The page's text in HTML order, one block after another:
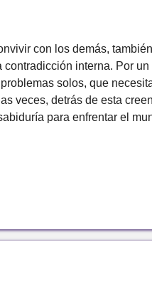
con los demás,
interna. Por
solos, que
veces, detrás de esta
para enfrentar el
solo. Si esto se reitera, la
de soledad, abandono y
se va constituyendo